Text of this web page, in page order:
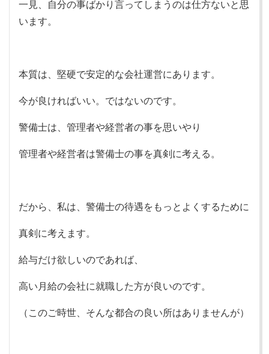
一見、自分の事ばかり言ってしまうのは仕方ないと思
います。
本質は、堅硬で安定的な会社運営にあります。
今が良ければいい。ではないのです。
警備士は、管理者や経営者の事を思いやり
管理者や経営者は警備士の事を真剣に考える。
だから、私は、警備士の待遇をもっとよくするために
真剣に考えます。
給与だけ欲しいのであれば、
高い月給の会社に就職した方が良いのです。
（このご時世、そんな都合の良い所はありませんが）